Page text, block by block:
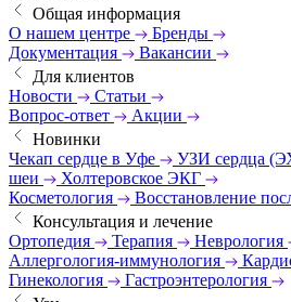
Общая информация
О нашем центре
Бренды
Документация
Вакансии
Для клиентов
Новости
Статьи
Вопрос-ответ
Акции
Новинки
Чекап сердце в Уфе
УЗИ сердца
шеи
Холтеровское ЭКГ
Косметология
Восстановление
Консультация и лечение
Ортопедия
Терапия Неврология
Аллергология-иммунология
Гинекология
Гастроэнтерология